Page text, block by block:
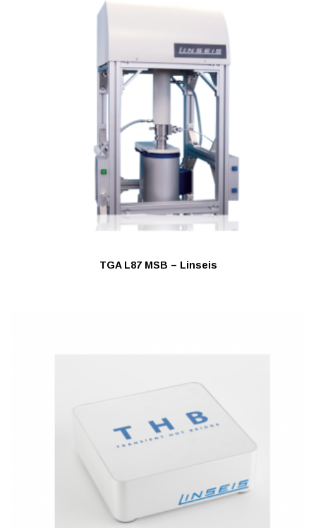
TGA L87 MSB – Linseis